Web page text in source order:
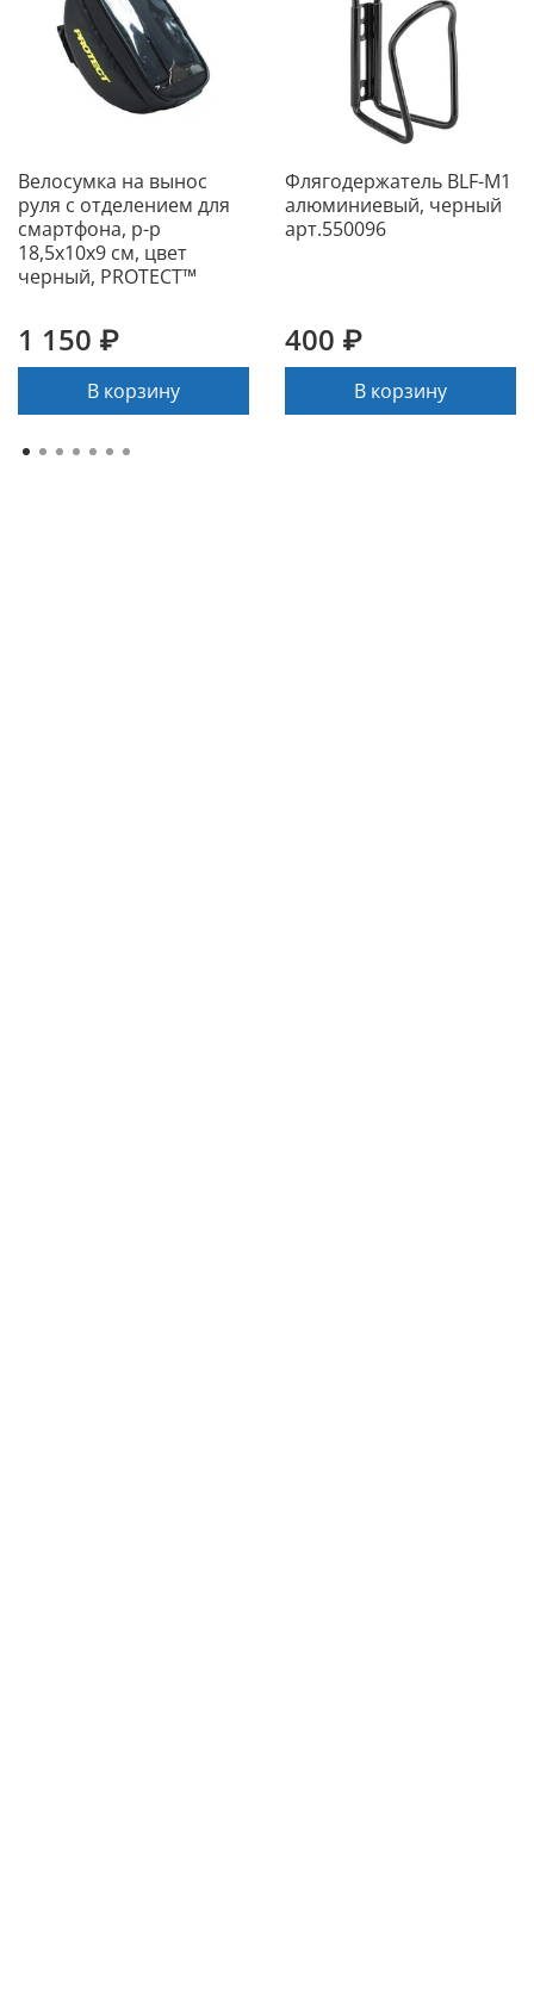
Велосумка на вынос
руля с отделением для
смартфона, р-р
18,5х10х9 см, цвет
черный, PROTECT™
1 150 ₽
В корзину
Флягодержатель BLF-M1
алюминиевый, черный
арт.550096
400 ₽
В корзину